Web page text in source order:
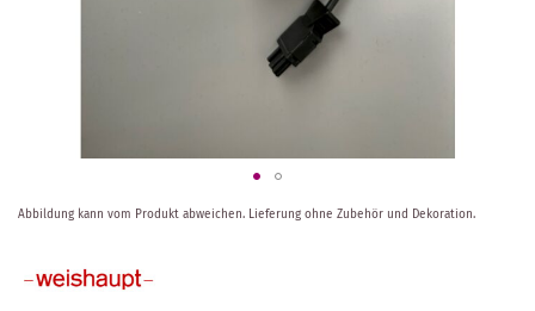
Zum
Anfang
Bildergalerie
Abbildung kann vom Produkt abweichen. Lieferung ohne Zubehör und Dekoration.